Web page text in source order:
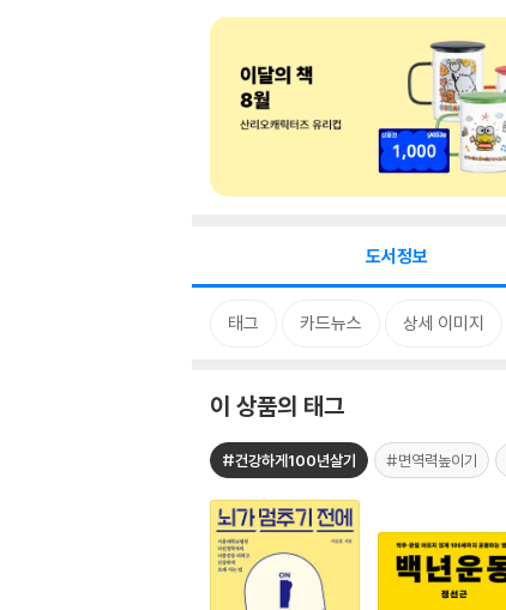
도서정보
태그 카드뉴스 상세 이미지
이 상품의 태그
#건강하게100년살기 #면역력높이기